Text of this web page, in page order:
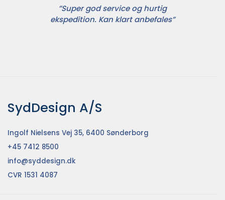
”Super god service og hurtig
ekspedition. Kan klart anbefales”
SydDesign A/S
Ingolf Nielsens Vej 35, 6400 Sønderborg
+45 7412 8500
info@syddesign.dk
CVR 1531 4087